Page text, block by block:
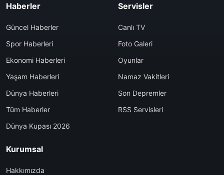
Haberler
Güncel Haberler
Spor Haberleri
Ekonomi Haberleri
Yaşam Haberleri
Dünya Haberleri
Tüm Haberler
Dünya Kupası 2026
Servisler
Canlı TV
Foto Galeri
Oyunlar
Namaz Vakitleri
Son Depremler
RSS Servisleri
Kurumsal
Hakkımızda